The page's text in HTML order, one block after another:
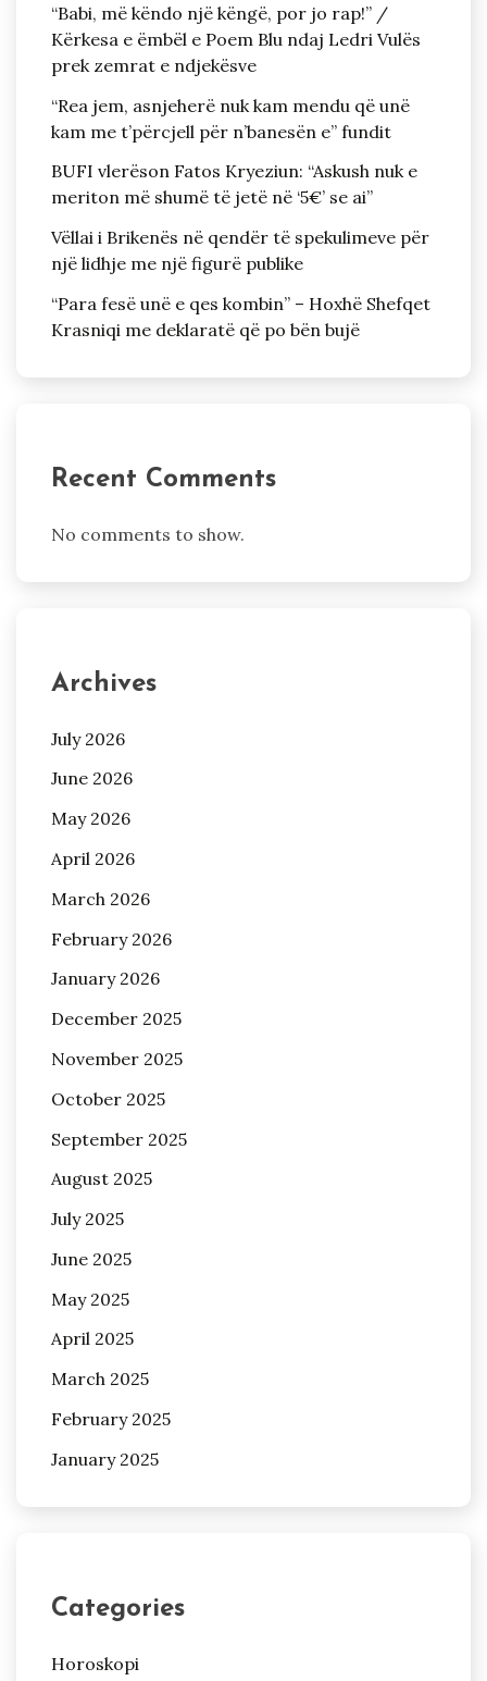
“Babi, më këndo një këngë, por jo rap!” /
Kërkesa e ëmbël e Poem Blu ndaj Ledri Vulës
prek zemrat e ndjekësve
“Rea jem, asnjeherë nuk kam mendu që unë
kam me t’përcjell për n’banesën e” fundit
BUFI vlerëson Fatos Kryeziun: “Askush nuk e
meriton më shumë të jetë në ‘5€’ se ai”
Vëllai i Brikenës në qendër të spekulimeve për
një lidhje me një figurë publike
“Para fesë unë e qes kombin” – Hoxhë Shefqet
Krasniqi me deklaratë që po bën bujë
Recent Comments
No comments to show.
Archives
July 2026
June 2026
May 2026
April 2026
March 2026
February 2026
January 2026
December 2025
November 2025
October 2025
September 2025
August 2025
July 2025
June 2025
May 2025
April 2025
March 2025
February 2025
January 2025
Categories
Horoskopi